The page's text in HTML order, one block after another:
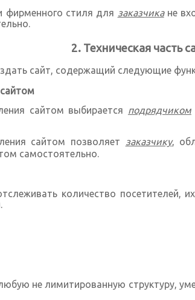
фирменного стиля для заказчикане
Техническая часть
сайт, содержащий следующие
сайтом выбирается подрядчиком
сайтом позволяет заказчику,
самостоятельно.
количество посетителей,
не лимитированную структуру,